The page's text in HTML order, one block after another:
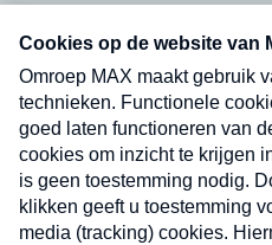
nieuwsbrief. Elke vrijdag-
uw mailbox.